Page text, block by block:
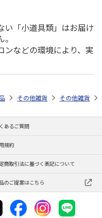
い「小道具類」はお届け
ンなどの環境により、実
その他雑貨 その他雑貨
あるご質問
規約
商取引法に基づく表記について
のご提案はこちら